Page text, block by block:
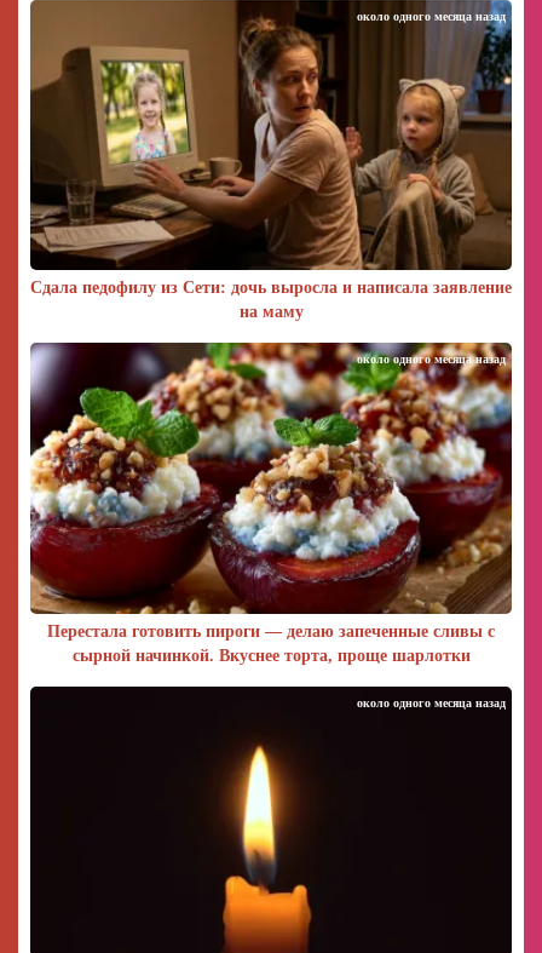
Сдала педофилу из Сети: дочь выросла и написала заявление
на маму
около одного месяца назад
Перестала готовить пироги — делаю запеченные сливы с
сырной начинкой. Вкуснее торта, проще шарлотки
около одного месяца назад
около одного месяца назад